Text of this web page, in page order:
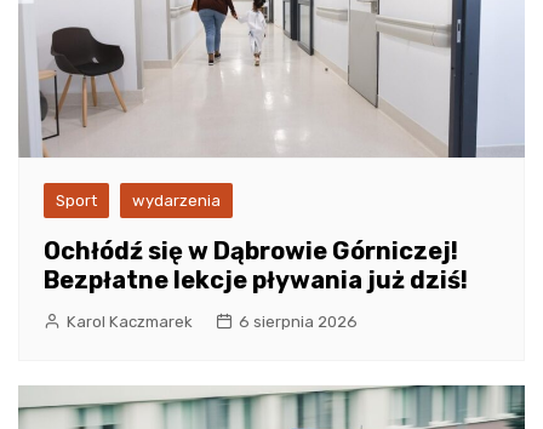
Sport wydarzenia
Ochłódź się w Dąbrowie Górniczej!
Bezpłatne lekcje pływania już dziś!
Karol Kaczmarek 6 sierpnia 2026